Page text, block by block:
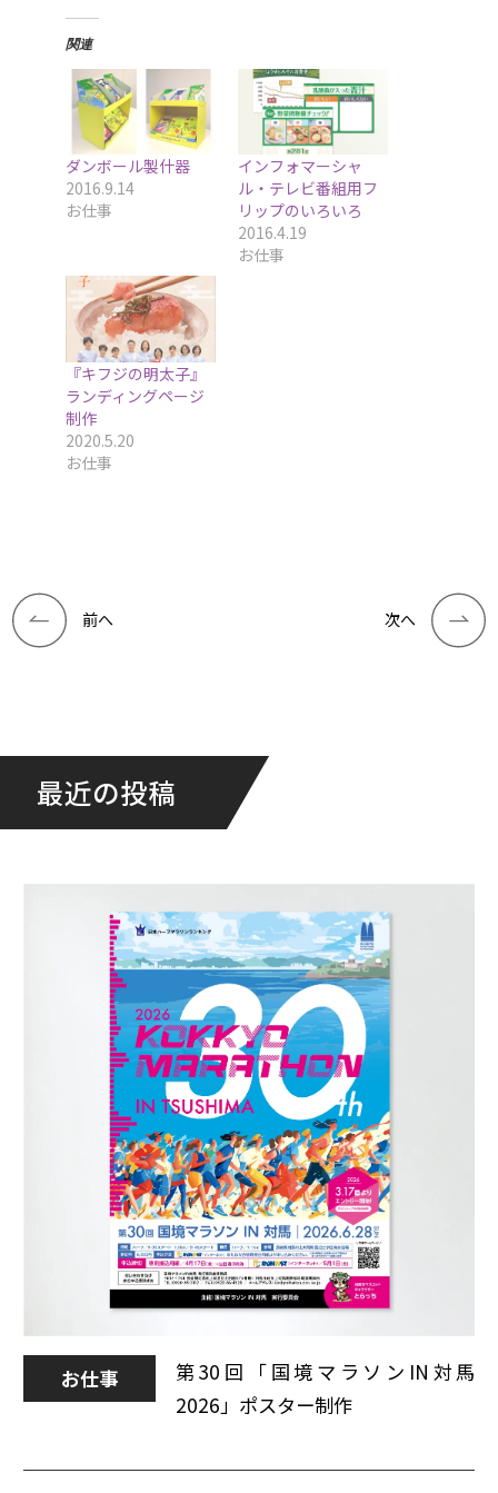
関連
ダンボール製什器
2016.9.14
お仕事
インフォマーシャ
ル・テレビ番組用フ
リップのいろいろ
2016.4.19
お仕事
『キフジの明太子』
ランディングページ
制作
2020.5.20
お仕事
前へ 次へ
最近の投稿
第30回「国境マラソンIN対馬
2026」ポスター制作
お仕事